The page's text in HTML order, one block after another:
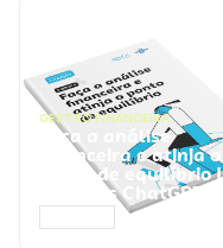
GESTÃO FINANCEIRA
Faça a análise
financeira e atinja o
ponto de equilíbrio |
Prompts ChatGPT